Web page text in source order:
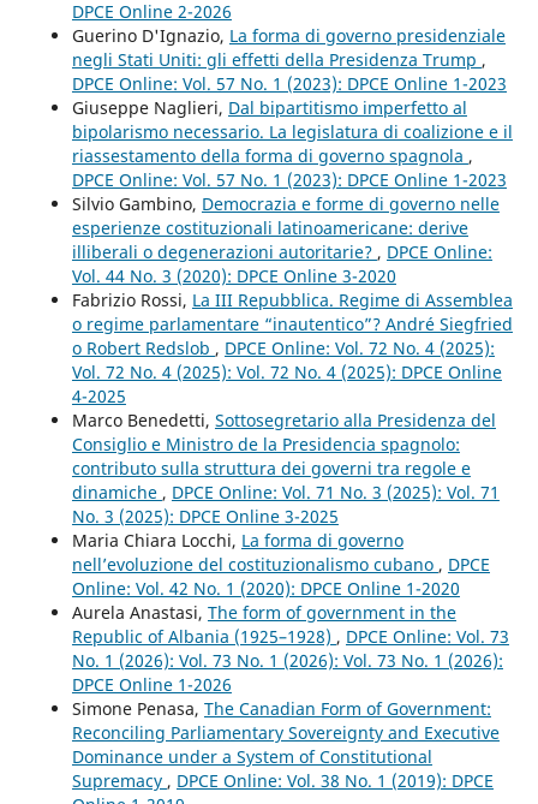
DPCE Online 2-2026
Guerino D'Ignazio, La forma di governo presidenziale
negli Stati Uniti: gli effetti della Presidenza Trump ,
DPCE Online: Vol. 57 No. 1 (2023): DPCE Online 1-2023
Giuseppe Naglieri, Dal bipartitismo imperfetto al
bipolarismo necessario. La legislatura di coalizione e il
riassestamento della forma di governo spagnola ,
DPCE Online: Vol. 57 No. 1 (2023): DPCE Online 1-2023
Silvio Gambino, Democrazia e forme di governo nelle
esperienze costituzionali latinoamericane: derive
illiberali o degenerazioni autoritarie? , DPCE Online:
Vol. 44 No. 3 (2020): DPCE Online 3-2020
Fabrizio Rossi, La III Repubblica. Regime di Assemblea
o regime parlamentare “inautentico”? André Siegfried
o Robert Redslob , DPCE Online: Vol. 72 No. 4 (2025):
Vol. 72 No. 4 (2025): Vol. 72 No. 4 (2025): DPCE Online
4-2025
Marco Benedetti, Sottosegretario alla Presidenza del
Consiglio e Ministro de la Presidencia spagnolo:
contributo sulla struttura dei governi tra regole e
dinamiche , DPCE Online: Vol. 71 No. 3 (2025): Vol. 71
No. 3 (2025): DPCE Online 3-2025
Maria Chiara Locchi, La forma di governo
nell’evoluzione del costituzionalismo cubano , DPCE
Online: Vol. 42 No. 1 (2020): DPCE Online 1-2020
Aurela Anastasi, The form of government in the
Republic of Albania (1925–1928) , DPCE Online: Vol. 73
No. 1 (2026): Vol. 73 No. 1 (2026): Vol. 73 No. 1 (2026):
DPCE Online 1-2026
Simone Penasa, The Canadian Form of Government:
Reconciling Parliamentary Sovereignty and Executive
Dominance under a System of Constitutional
Supremacy , DPCE Online: Vol. 38 No. 1 (2019): DPCE